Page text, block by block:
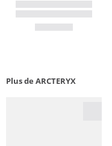
Plus de ARCTERYX